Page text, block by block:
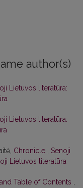
author(s)
Lietuvos literatūra:
Lietuvos literatūra:
Chronicle , Senoji
Lietuvos literatūra
Table of Contents ,